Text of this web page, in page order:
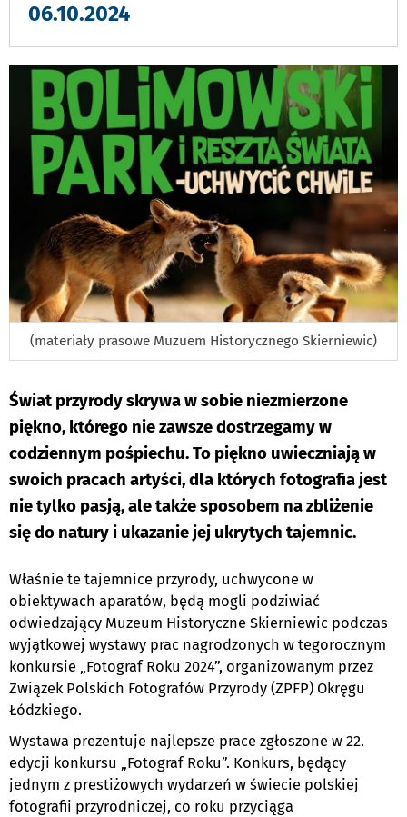
06.10.2024
(materiały prasowe Muzuem Historycznego Skierniewic)
Świat przyrody skrywa w sobie niezmierzone
piękno, którego nie zawsze dostrzegamy w
codziennym pośpiechu. To piękno uwieczniają w
swoich pracach artyści, dla których fotografia jest
nie tylko pasją, ale także sposobem na zbliżenie
się do natury i ukazanie jej ukrytych tajemnic.
Właśnie te tajemnice przyrody, uchwycone w
obiektywach aparatów, będą mogli podziwiać
odwiedzający Muzeum Historyczne Skierniewic podczas
wyjątkowej wystawy prac nagrodzonych w tegorocznym
konkursie „Fotograf Roku 2024”, organizowanym przez
Związek Polskich Fotografów Przyrody (ZPFP) Okręgu
Łódzkiego.
Wystawa prezentuje najlepsze prace zgłoszone w 22.
edycji konkursu „Fotograf Roku”. Konkurs, będący
jednym z prestiżowych wydarzeń w świecie polskiej
fotografii przyrodniczej, co roku przyciąga